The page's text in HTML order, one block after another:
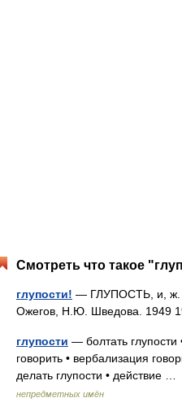
Смотреть что такое
глупости! — ГЛУПОСТЬ, и, ж.
Ожегов, Н.Ю. Шведова. 1949
глупости — болтать глупости
говорить • вербализация
делать глупости • действие …
непредметных имён